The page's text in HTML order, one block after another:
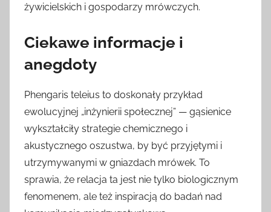
żywicielskich i gospodarzy mrówczych.
Ciekawe informacje i
anegdoty
Phengaris teleius to doskonały przykład
ewolucyjnej „inżynierii społecznej” — gąsienice
wykształciły strategie chemicznego i
akustycznego oszustwa, by być przyjętymi i
utrzymywanymi w gniazdach mrówek. To
sprawia, że relacja ta jest nie tylko biologicznym
fenomenem, ale też inspiracją do badań nad